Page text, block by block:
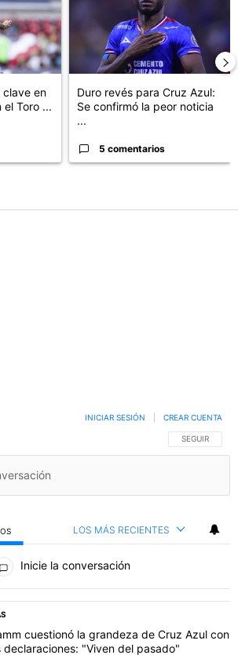
clave en
el Toro ...
Duro revés para Cruz Azul:
Se confirmó la peor noticia
...
5 comentarios
SIGA ESTA
SEGUIR
INICIAR SESIÓN CREAR CUENTA
LOS MÁS RECIENTES
Inicie la conversación